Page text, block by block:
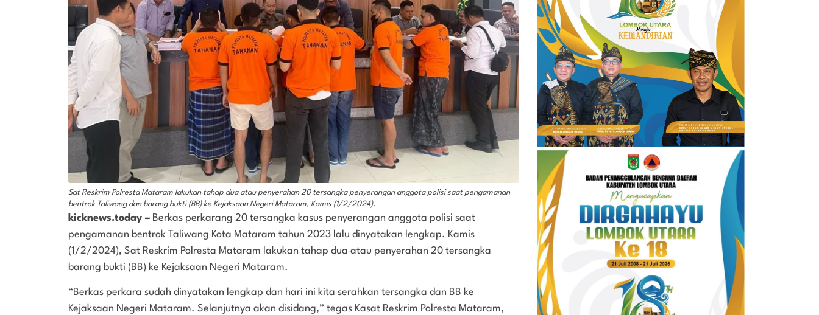
Sat Reskrim Polresta Mataram lakukan tahap dua atau penyerahan 20 tersangka penyerangan anggota polisi saat pengamanan
bentrok Taliwang dan barang bukti (BB) ke Kejaksaan Negeri Mataram, Kamis (1/2/2024).
kicknews.today – Berkas perkarang 20 tersangka kasus penyerangan anggota polisi saat
pengamanan bentrok Taliwang Kota Mataram tahun 2023 lalu dinyatakan lengkap. Kamis
(1/2/2024), Sat Reskrim Polresta Mataram lakukan tahap dua atau penyerahan 20 tersangka
barang bukti (BB) ke Kejaksaan Negeri Mataram.
“Berkas perkara sudah dinyatakan lengkap dan hari ini kita serahkan tersangka dan BB ke
Kejaksaan Negeri Mataram. Selanjutnya akan disidang,” tegas Kasat Reskrim Polresta Mataram,